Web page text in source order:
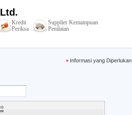
Kredit
Periksa
Supplier Kemampuan
Penilaian
Informasi yang Diperlukan